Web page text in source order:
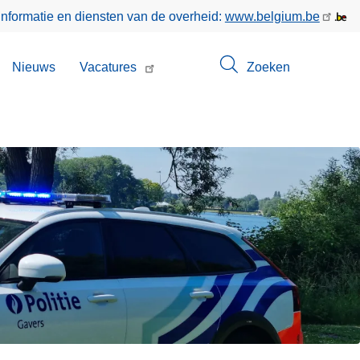
en diensten van de overheid: www.belgium.be
Nieuws Vacatures Zoeken